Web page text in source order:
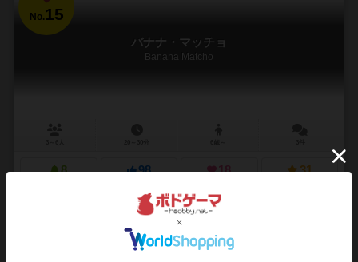
No.15
バナナ・マッチョ
Banana Matcho
8 98 18 31
通販の取り扱いがありません